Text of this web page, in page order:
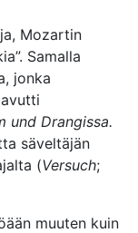
Mozartin
Samalla
jonka
und Drangissa.
säveltäjän
(Versuch;
muuten kuin